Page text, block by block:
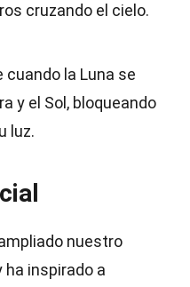
cruzando el cielo.
cuando la Luna se
y el Sol, bloqueando
luz.
nuestro
inspirado a